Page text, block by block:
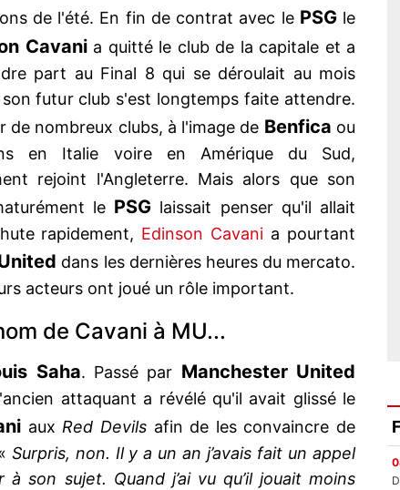
de l'été. En fin de contrat avec le PSGle
Cavania quitté le club de la capitale et a
part au Final 8 qui se déroulait au mois
futur club s'est longtemps faite attendre.
de nombreux clubs, à l'image de Benfica ou
en Italie voire en Amérique du Sud,
rejoint l'Angleterre. Mais alors que son
le PSG laissait penser qu'il allait
rapidement, Edinson Cavani a pourtant
dans les dernières heures du mercato.
acteurs ont joué un rôle important.
de Cavani à MU...
Saha. Passé par Manchester United
attaquant a révélé qu'il avait glissé le
auxRed Devils afin de les convaincre de
Surpris, non. Il y a un an j’avais fait un appel
son sujet. Quand j’ai vu qu’il jouait moins